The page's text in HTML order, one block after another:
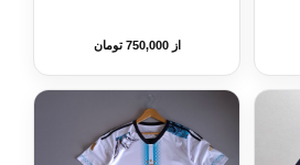
از 750,000 تومان